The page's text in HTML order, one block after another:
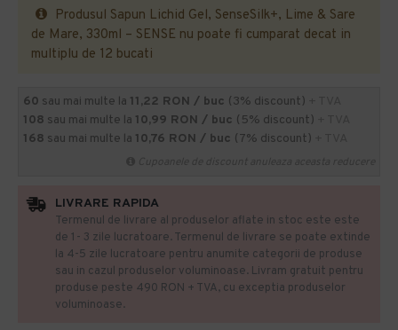
Produsul Sapun Lichid Gel, SenseSilk+, Lime & Sare
de Mare, 330ml – SENSE nu poate fi cumparat decat in
multiplu de 12 bucati
60 sau mai multe la 11,22 RON / buc (3% discount)
108 sau mai multe la 10,99 RON / buc (5% discount)
168 sau mai multe la 10,76 RON / buc (7% discount)
LIVRARE RAPIDA
Termenul de livrare al produselor aflate in stoc este este
de 1- 3 zile lucratoare. Termenul de livrare se poate extinde
la 4-5 zile lucratoare pentru anumite categorii de produse
sau in cazul produselor voluminoase. Livram gratuit pentru
produse peste 490 RON + TVA, cu exceptia produselor
voluminoase.